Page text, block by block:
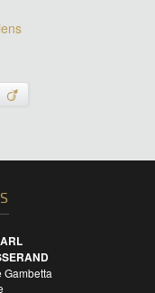
Gambetta